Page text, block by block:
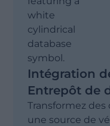
Intégration
Entrepôt de
Transformez
une source de